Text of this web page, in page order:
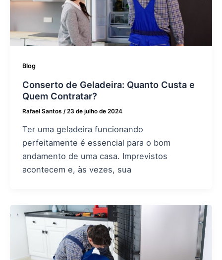
Blog
Conserto de Geladeira: Quanto Custa e
Quem Contratar?
Rafael Santos /23 de julho de 2024
Ter uma geladeira funcionando
perfeitamente é essencial para o bom
andamento de uma casa. Imprevistos
acontecem e, às vezes, sua